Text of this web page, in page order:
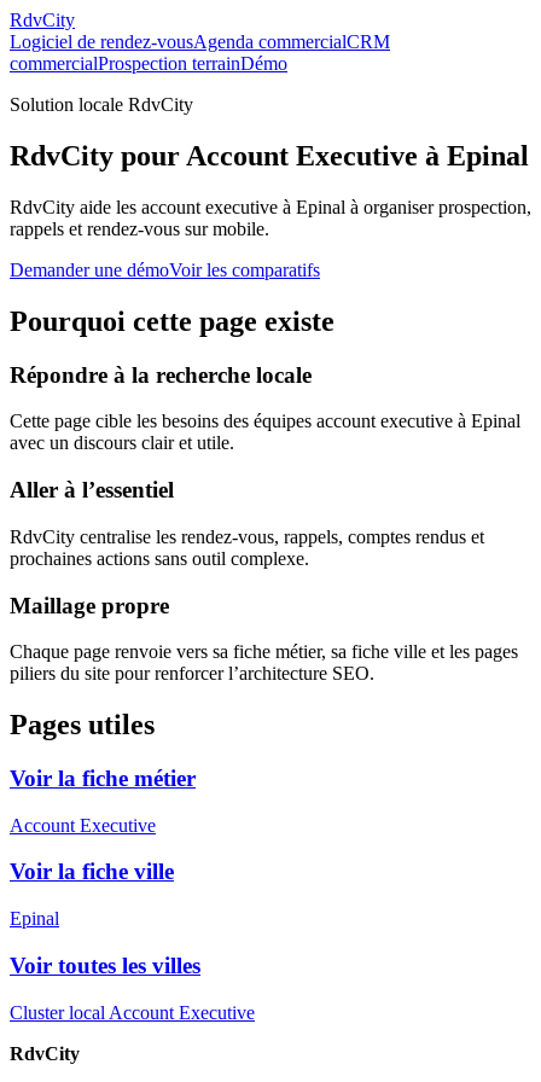
RdvCity
Logiciel de rendez-vousAgenda commercialCRM
commercialProspection terrainDémo
Solution locale RdvCity
RdvCity pour Account Executive à Epinal
RdvCity aide les account executive à Epinal à organiser prospection,
rappels et rendez-vous sur mobile.
Demander une démoVoir les comparatifs
Pourquoi cette page existe
Répondre à la recherche locale
Cette page cible les besoins des équipes account executive à Epinal
avec un discours clair et utile.
Aller à l’essentiel
RdvCity centralise les rendez-vous, rappels, comptes rendus et
prochaines actions sans outil complexe.
Maillage propre
Chaque page renvoie vers sa fiche métier, sa fiche ville et les pages
piliers du site pour renforcer l’architecture SEO.
Pages utiles
Voir la fiche métier
Account Executive
Voir la fiche ville
Epinal
Voir toutes les villes
Cluster local Account Executive
RdvCity